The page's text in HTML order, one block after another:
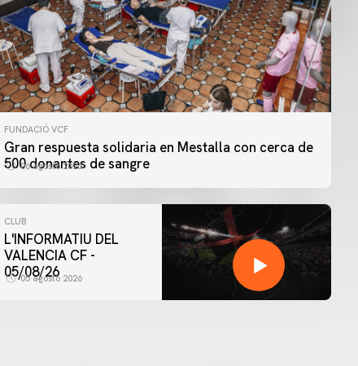
FUNDACIÓ VCF
Gran respuesta solidaria en Mestalla con cerca de
500 donantes de sangre
06 agosto 2026
CLUB
L'INFORMATIU DEL
VALENCIA CF -
05/08/26
05 agosto 2026